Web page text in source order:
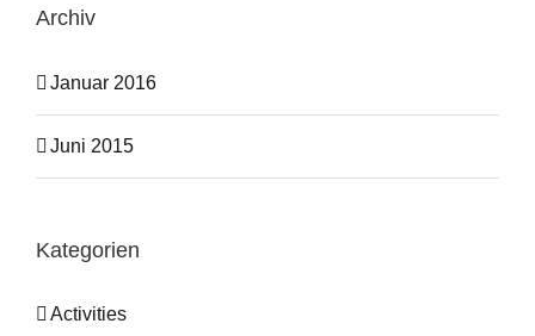
Archiv
Januar 2016
Juni 2015
Kategorien
Activities